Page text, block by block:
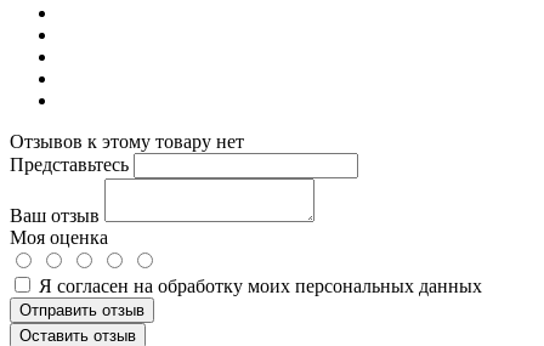
Отзывов к этому товару нет
Представьтесь
Ваш отзыв
Моя оценка
Я согласен на обработку моих персональных данных
Отправить отзыв
Оставить отзыв